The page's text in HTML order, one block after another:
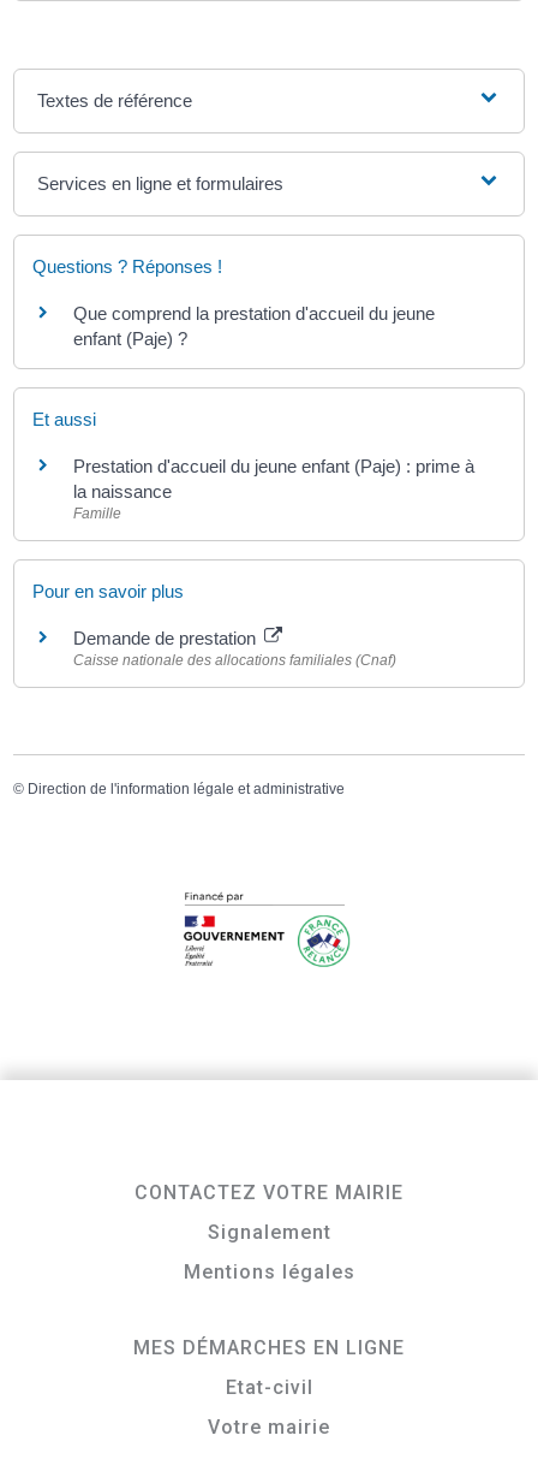
Textes de référence
Services en ligne et formulaires
Questions ? Réponses !
Que comprend la prestation d'accueil du jeune
enfant (Paje) ?
Et aussi
Prestation d'accueil du jeune enfant (Paje) : prime à
la naissance
Famille
Pour en savoir plus
Demande de prestation
Caisse nationale des allocations familiales (Cnaf)
© Direction de l'information légale et administrative
CONTACTEZ VOTRE MAIRIE
Signalement
Mentions légales
MES DÉMARCHES EN LIGNE
Etat-civil
Votre mairie